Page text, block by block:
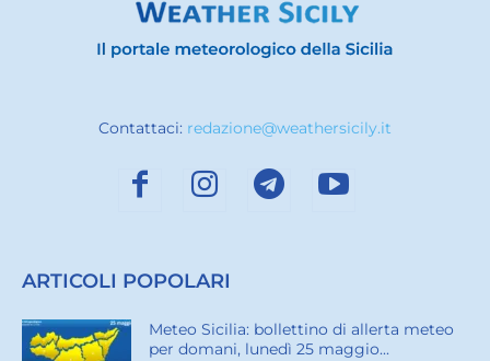
Contattaci: redazione@weathersicily.it
ARTICOLI POPOLARI
Meteo Sicilia: bollettino di allerta meteo
per domani, lunedì 25 maggio...